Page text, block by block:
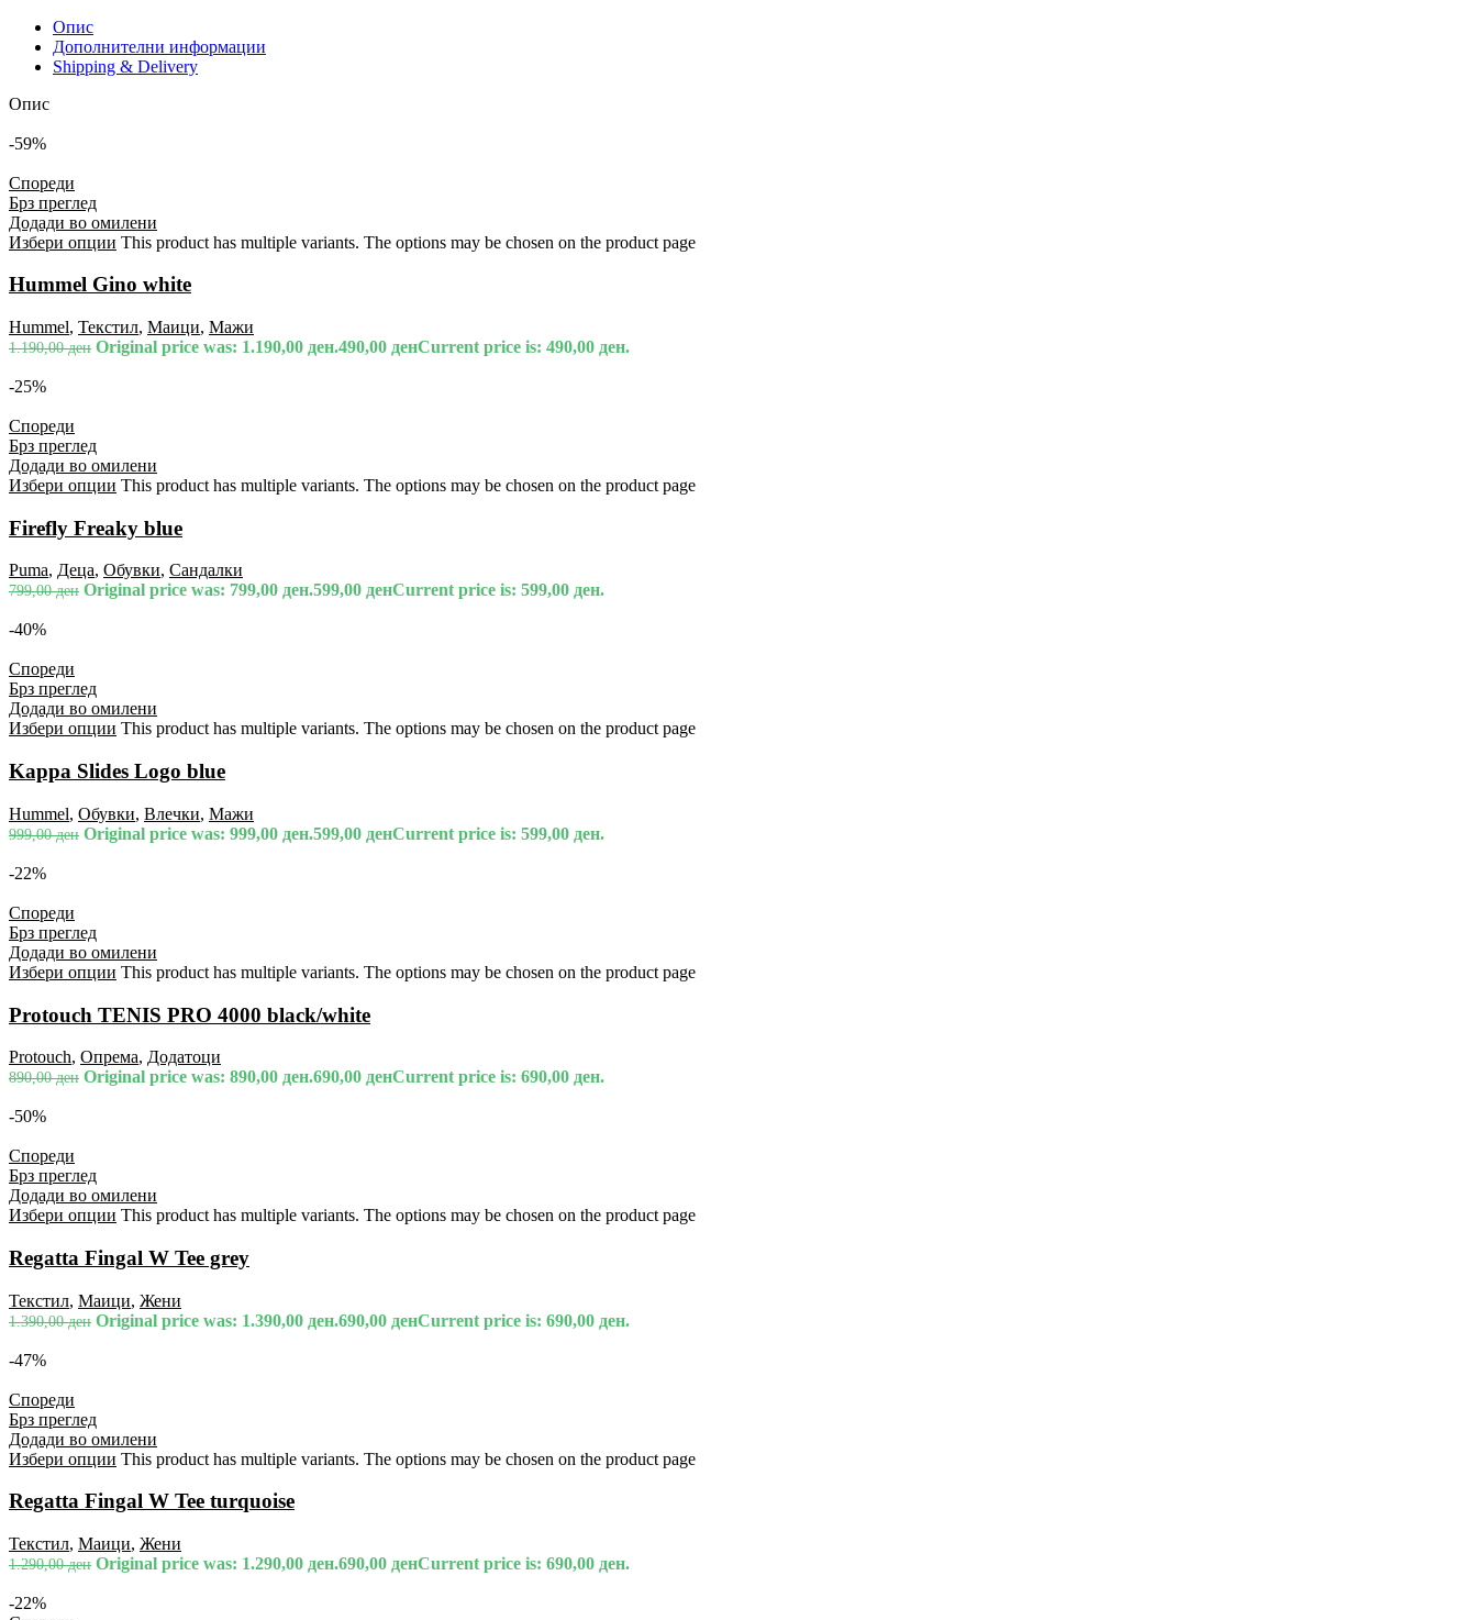
Опис
Дополнителни информации
Shipping & Delivery
Опис
-59%
Спореди
Брз преглед
Додади во омилени
Избери опции This product has multiple variants. The options may be chosen on the product page
Hummel Gino white
Hummel, Текстил, Маици, Мажи
1.190,00ден Original price was: 1.190,00 ден.490,00 денCurrent price is: 490,00 ден.
-25%
Спореди
Брз преглед
Додади во омилени
Избери опции This product has multiple variants. The options may be chosen on the product page
Firefly Freaky blue
Puma, Деца, Обувки, Сандалки
799,00ден Original price was: 799,00 ден.599,00 денCurrent price is: 599,00 ден.
-40%
Спореди
Брз преглед
Додади во омилени
Избери опции This product has multiple variants. The options may be chosen on the product page
Kappa Slides Logo blue
Hummel, Обувки, Влечки, Мажи
999,00ден Original price was: 999,00 ден.599,00 денCurrent price is: 599,00 ден.
-22%
Спореди
Брз преглед
Додади во омилени
Избери опции This product has multiple variants. The options may be chosen on the product page
Protouch TENIS PRO 4000 black/white
Protouch, Опрема, Додатоци
890,00ден Original price was: 890,00 ден.690,00 денCurrent price is: 690,00 ден.
-50%
Спореди
Брз преглед
Додади во омилени
Избери опции This product has multiple variants. The options may be chosen on the product page
Regatta Fingal W Tee grey
Текстил, Маици, Жени
1.390,00ден Original price was: 1.390,00 ден.690,00 денCurrent price is: 690,00 ден.
-47%
Спореди
Брз преглед
Додади во омилени
Избери опции This product has multiple variants. The options may be chosen on the product page
Regatta Fingal W Tee turquoise
Текстил, Маици, Жени
1.290,00ден Original price was: 1.290,00 ден.690,00 денCurrent price is: 690,00 ден.
-22%